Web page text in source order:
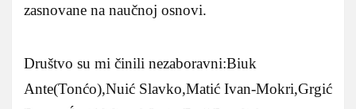
zasnovane na naučnoj osnovi.
Društvo su mi činili nezaboravni:Biuk
Ante(Tonćo),Nuić Slavko,Matić Ivan-Mokri,Grgić